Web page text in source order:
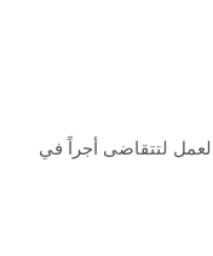
لتتقاضى أجراً في